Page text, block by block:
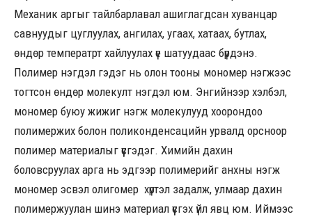
Механик аргыг тайлбарлавал ашиглагдсан хуванцар
савнуудыг цуглуулах, ангилах, угаах, хатаах, бутлах,
өндөр температрт хайлуулах үе шатуудаас бүрдэнэ.
Полимер нэгдэл гэдэг нь олон тооны мономер нэгжээс
тогтсон өндөр молекулт нэгдэл юм. Энгийнээр хэлбэл,
мономер буюу жижиг нэгж молекулууд хоорондоо
полимержих болон поликонденсацийн урвалд орсноор
полимер материалыг үүсгэдэг. Химийн дахин
боловсруулах арга нь эдгээр полимерийг анхны нэгж
мономер эсвэл олигомер хүртэл задалж, улмаар дахин
полимержуулан шинэ материал үүсгэх үйл явц юм. Иймээс